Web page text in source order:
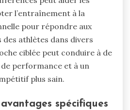
l’entraînement à la
pour répondre aux
des athlètes dans divers
ciblée peut conduire à de
performance et à un
plus sain.
spécifiques